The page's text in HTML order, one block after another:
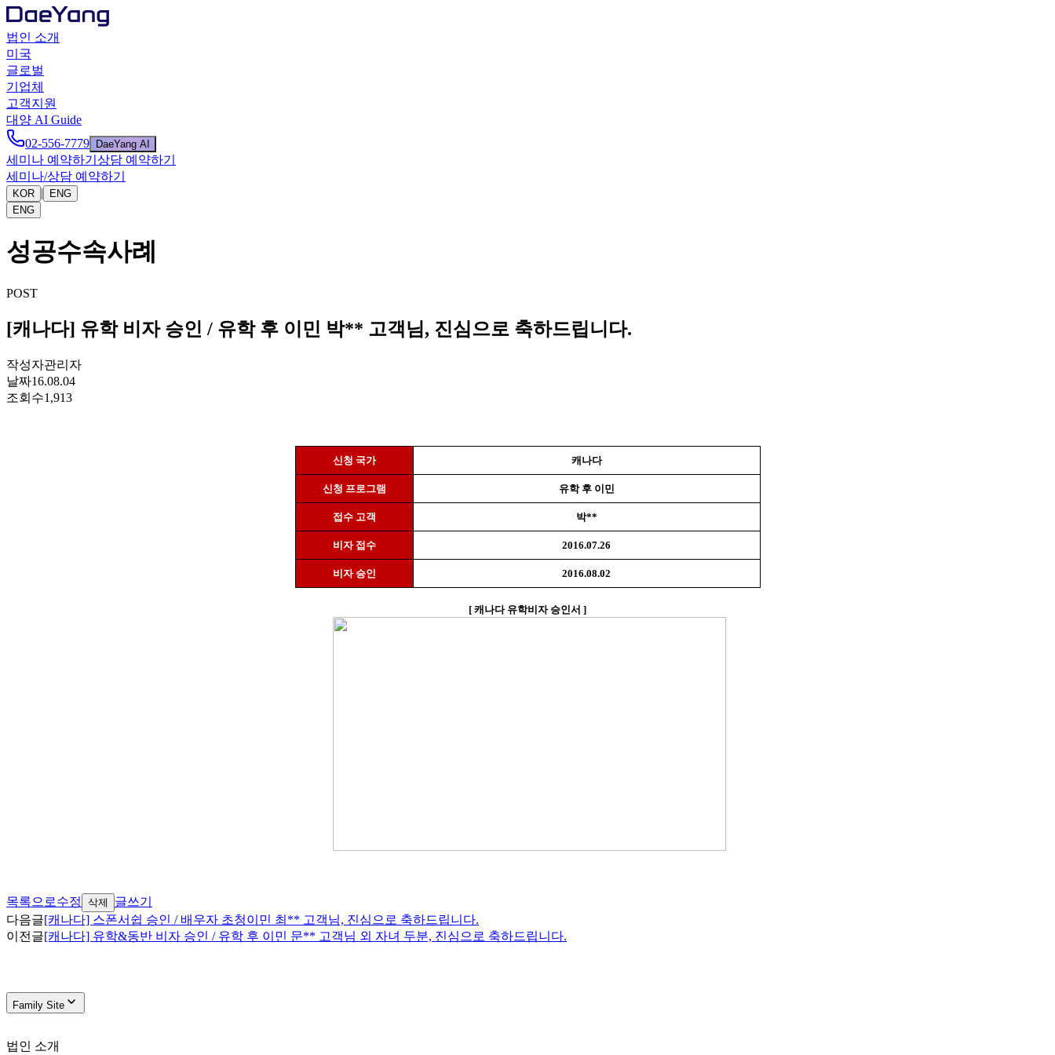
법인 소개
미국
글로벌
기업체
고객지원
대양 AI Guide
02-556-7779
DaeYang AI
세미나 예약하기 상담 예약하기
세미나/상담 예약하기
KOR |
ENG
ENG
성공수속사례
POST
[캐나다] 유학 비자 승인 / 유학 후 이민 박** 고객님, 진심으로 축하드립니다.
작성자관리자
날짜16.08.04
조회수1,913
신청 국가 캐나다
신청 프로그램 유학 후 이민
접수 고객 박**
비자 접수 2016.07.26
비자 승인 2016.08.02
[ 캐나다 유학비자 승인서 ]
목록으로수정 삭제
글쓰기
다음글[캐나다] 스폰서쉽 승인 / 배우자 초청이민 최** 고객님, 진심으로 축하드립니다.
이전글[캐나다] 유학&동반 비자 승인 / 유학 후 이민 문** 고객님 외 자녀 두분, 진심으로 축하드립니다.
Family Site
법인 소개